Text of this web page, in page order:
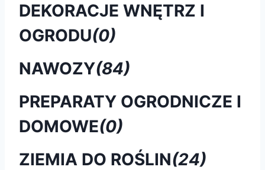
DEKORACJE WNĘTRZ I
OGRODU(0)
NAWOZY(84)
PREPARATY OGRODNICZE I
DOMOWE(0)
ZIEMIA DO ROŚLIN(24)